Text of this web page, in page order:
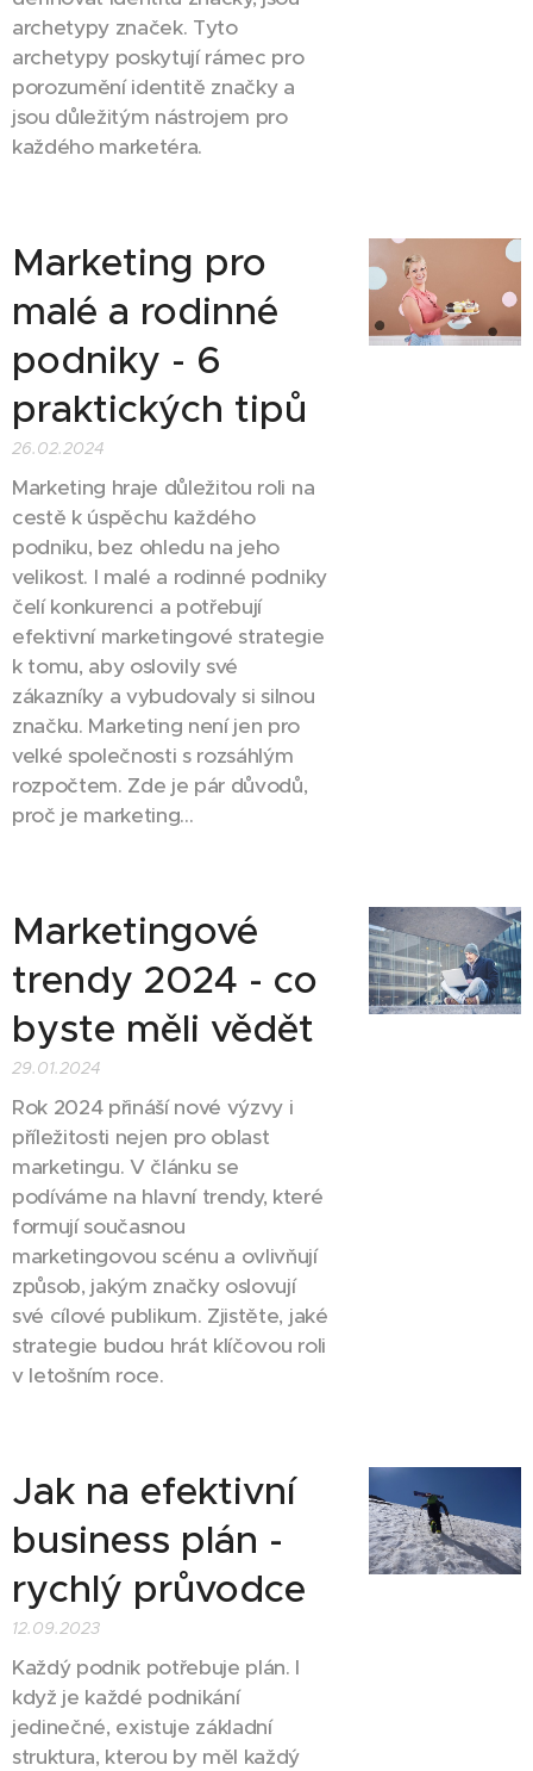
archetypy značek. Tyto
archetypy poskytují rámec pro
porozumění identitě značky a
jsou důležitým nástrojem pro
každého marketéra.
Marketing pro
malé a rodinné
podniky - 6
praktických tipů
26.02.2024
Marketing hraje důležitou roli na
cestě k úspěchu každého
podniku, bez ohledu na jeho
velikost. I malé a rodinné podniky
čelí konkurenci a potřebují
efektivní marketingové strategie
k tomu, aby oslovily své
zákazníky a vybudovaly si silnou
značku. Marketing není jen pro
velké společnosti s rozsáhlým
rozpočtem. Zde je pár důvodů,
proč je marketing...
Marketingové
trendy 2024 - co
byste měli vědět
29.01.2024
Rok 2024 přináší nové výzvy i
příležitosti nejen pro oblast
marketingu. V článku se
podíváme na hlavní trendy, které
formují současnou
marketingovou scénu a ovlivňují
způsob, jakým značky oslovují
své cílové publikum. Zjistěte, jaké
strategie budou hrát klíčovou roli
v letošním roce.
Jak na efektivní
business plán -
rychlý průvodce
12.09.2023
Každý podnik potřebuje plán. I
když je každé podnikání
jedinečné, existuje základní
struktura, kterou by měl každý